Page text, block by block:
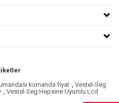
kumanda fiyat , Vestel-Seg
, Vestel-Seg Hepsine Uyumlu Lcd